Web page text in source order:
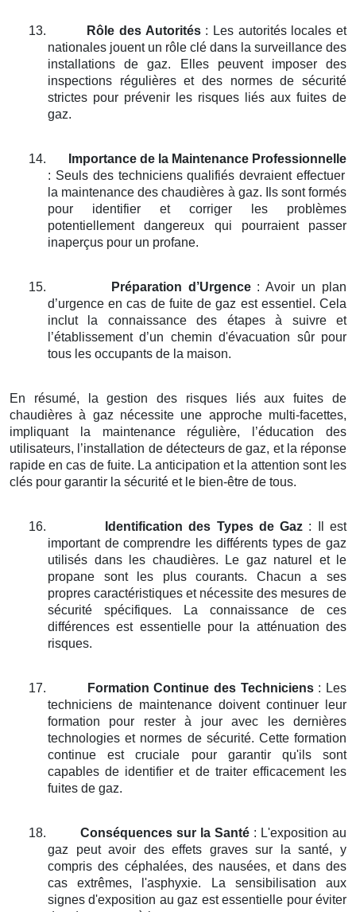
13. Rôle des Autorités: Les autorités locales et
nationales jouent un rôle clé dans la surveillance des
installations de gaz. Elles peuvent imposer des
inspections régulières et des normes de sécurité
strictes pour prévenir les risques liés aux fuites de
gaz.
14.
Importance de la Maintenance Professionnelle
: Seuls des techniciens qualifiés devraient effectuer
la maintenance des chaudières à gaz. Ils sont formés
pour identifier et corriger les problèmes
potentiellement dangereux qui pourraient passer
inaperçus pour un profane.
15. Préparation d’Urgence: Avoir un plan
d’urgence en cas de fuite de gaz est essentiel. Cela
inclut la connaissance des étapes à suivre et
l’établissement d’un chemin d'évacuation sûr pour
tous les occupants de la maison.
En résumé, la gestion des risques liés aux fuites de
chaudières à gaz nécessite une approche multi-facettes,
impliquant la maintenance régulière, l’éducation des
utilisateurs, l’installation de détecteurs de gaz, et la réponse
rapide en cas de fuite. La anticipation et la attention sont les
clés pour garantir la sécurité et le bien-être de tous.
16. Identification des Types de Gaz : Il est
important de comprendre les différents types de gaz
utilisés dans les chaudières. Le gaz naturel et le
propane sont les plus courants. Chacun a ses
propres caractéristiques et nécessite des mesures de
sécurité spécifiques. La connaissance de ces
différences est essentielle pour la atténuation des
risques.
17. Formation Continue des Techniciens: Les
techniciens de maintenance doivent continuer leur
formation pour rester à jour avec les dernières
technologies et normes de sécurité. Cette formation
continue est cruciale pour garantir qu'ils sont
capables de identifier et de traiter efficacement les
fuites de gaz.
18. Conséquences sur la Santé: L'exposition au
gaz peut avoir des effets graves sur la santé, y
compris des céphalées, des nausées, et dans des
cas extrêmes, l'asphyxie. La sensibilisation aux
signes d'exposition au gaz est essentielle pour éviter